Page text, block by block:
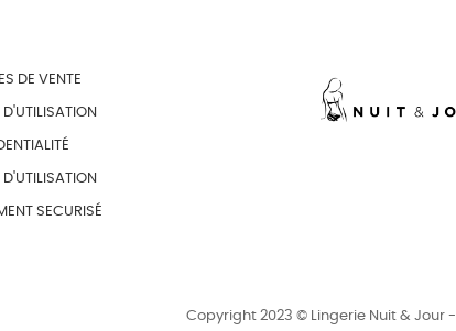
DE VENTE
SECURISÉ
Copyright 2023 © Lingerie Nuit & Jour -